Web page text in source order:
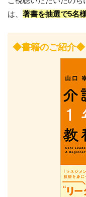
は、 著書を抽選で5名
◆書籍のご紹介◆